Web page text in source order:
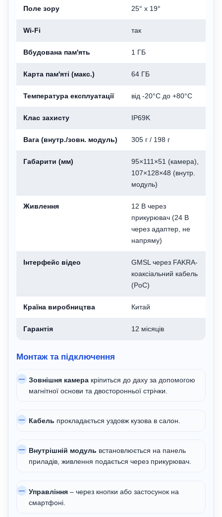
Поле зору 25° x 19°
Wi-Fi так
Вбудована пам'ять 1 ГБ
Карта пам'яті (макс.) 64 ГБ
Температура експлуатації від -20°C до +80°C
Клас захисту IP69K
Вага (внутр./зовн. модуль) 305 г / 198 г
Габарити (мм)
95×111×51 (камера),
107×128×48 (внутр.
модуль)
Живлення
12 В через
прикурювач (24 В
через адаптер, не
напряму)
Інтерфейс відео
GMSL через FAKRA-
коаксіальний кабель
(PoC)
Країна виробництва Китай
Гарантія 12 місяців
Монтаж та підключення
Зовнішня камера кріпиться до даху за допомогою
магнітної основи та двосторонньої стрічки.
Кабель прокладається уздовж кузова в салон.
Внутрішній модуль встановлюється на панель
приладів, живлення подається через прикурювач.
Управління – через кнопки або застосунок на
смартфоні.